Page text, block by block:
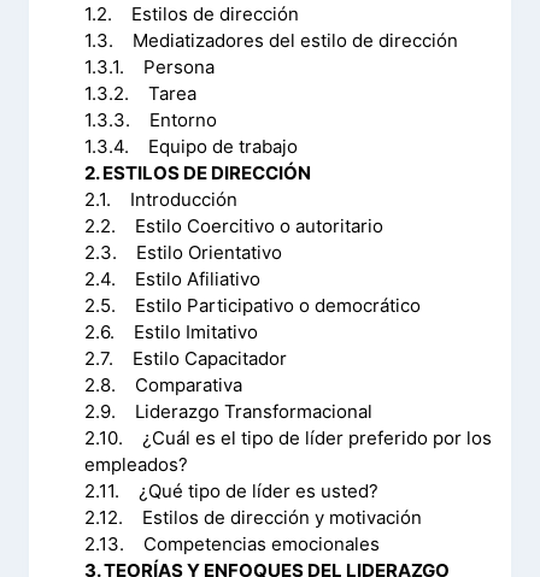
1.2. Estilos de dirección
1.3. Mediatizadores del estilo de dirección
1.3.1. Persona
1.3.2. Tarea
1.3.3. Entorno
1.3.4. Equipo de trabajo
2. ESTILOS DE DIRECCIÓN
2.1. Introducción
2.2. Estilo Coercitivo o autoritario
2.3. Estilo Orientativo
2.4. Estilo Afiliativo
2.5. Estilo Participativo o democrático
2.6. Estilo Imitativo
2.7. Estilo Capacitador
2.8. Comparativa
2.9. Liderazgo Transformacional
2.10. ¿Cuál es el tipo de líder preferido por los
empleados?
2.11. ¿Qué tipo de líder es usted?
2.12. Estilos de dirección y motivación
2.13. Competencias emocionales
3. TEORÍAS Y ENFOQUES DEL LIDERAZGO